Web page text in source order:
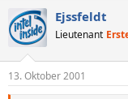
Ejssfeldt
Lieutenant
13. Oktober 2001